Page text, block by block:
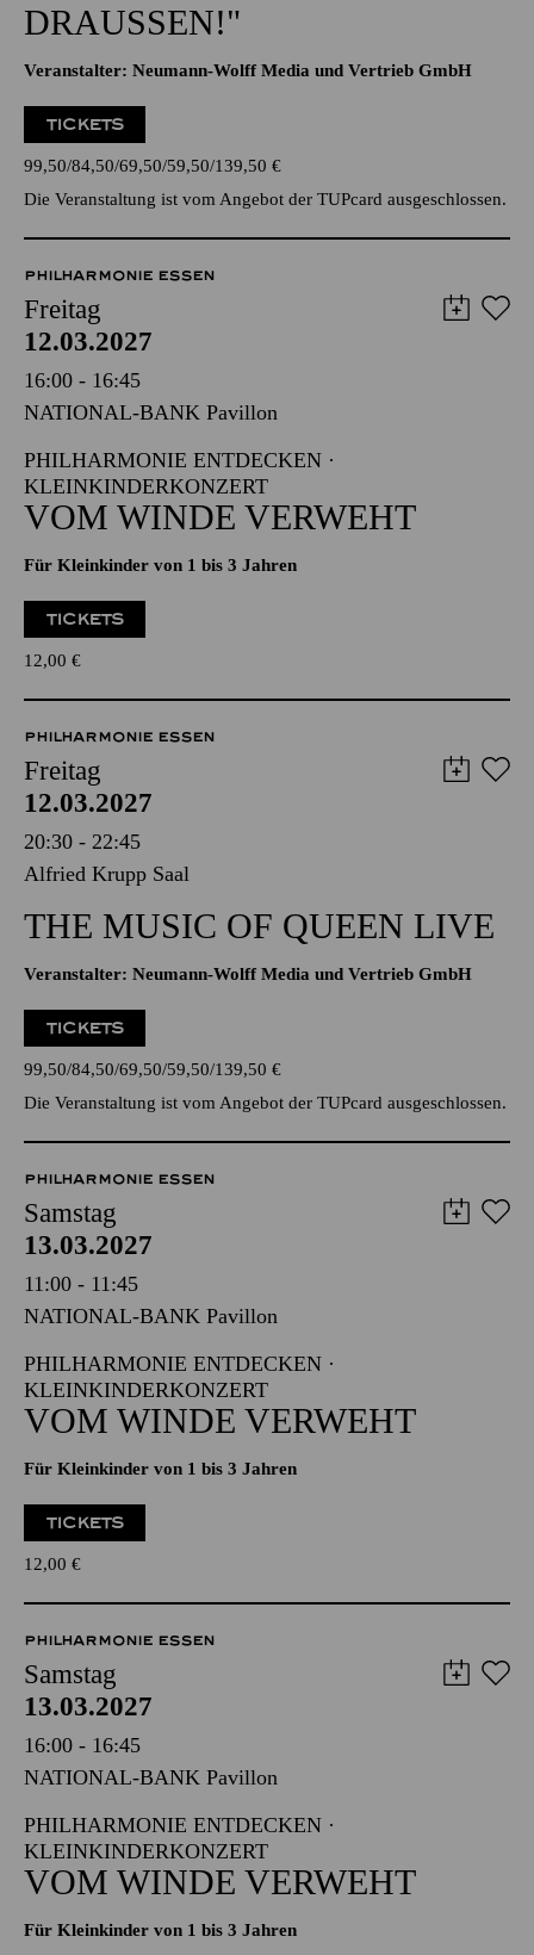
LORIOT
"DIE ENTE BLEIBT
Veranstalter: Neumann-Wolff Media und Vertrieb GmbH
TICKETS
99,50 84,50 69,50 59,50 139,50€
Die Veranstaltung ist vom Angebot der TUPcard ausgeschlossen.
PHILHARMONIE ESSEN
Freitag
12.03.2027
16:00 - 16:45
NATIONAL-BANK Pavillon
PHILHARMONIE ENTDECKEN ·
KLEINKINDERKONZERT
Für Kleinkinder von 1 bis 3 Jahren
12,00€
PHILHARMONIE ESSEN
Freitag
12.03.2027
20:30 - 22:45
Veranstalter: Neumann-Wolff Media und Vertrieb GmbH
TICKETS
99,50 84,50 69,50 59,50 139,50€
Die Veranstaltung ist vom Angebot der TUPcard ausgeschlossen.
PHILHARMONIE ESSEN
Samstag
13.03.2027
11:00 - 11:45
NATIONAL-BANK Pavillon
PHILHARMONIE ENTDECKEN ·
KLEINKINDERKONZERT
Für Kleinkinder von 1 bis 3 Jahren
12,00€
PHILHARMONIE ESSEN
Samstag
13.03.2027
16:00 - 16:45
NATIONAL-BANK Pavillon
PHILHARMONIE ENTDECKEN ·
KLEINKINDERKONZERT